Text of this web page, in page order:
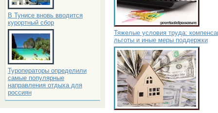
В Тунисе вновь вводится
курортный сбор
Туроператоры определили
самые популярные
направления отдыха для
россиян
Тяжелые условия труда:
льготы и иные меры поддержки